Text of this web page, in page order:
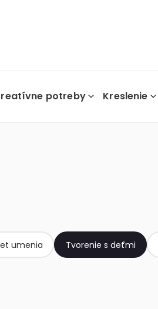
potreby Kreslenie
umenia Tvorenie s deťmi